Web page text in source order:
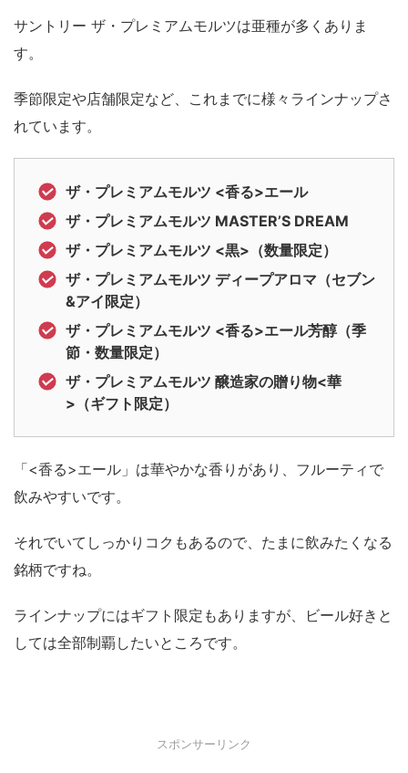
サントリー ザ・プレミアムモルツは亜種が多くありま
す。
季節限定や店舗限定など、これまでに様々ラインナップさ
れています。
ザ・プレミアムモルツ <香る>エール
ザ・プレミアムモルツ MASTER’S DREAM
ザ・プレミアムモルツ <黒>（数量限定）
ザ・プレミアムモルツ ディープアロマ（セブン
&アイ限定）
ザ・プレミアムモルツ <香る>エール芳醇（季
節・数量限定）
ザ・プレミアムモルツ 醸造家の贈り物<華
>（ギフト限定）
「<香る>エール」は華やかな香りがあり、フルーティで
飲みやすいです。
それでいてしっかりコクもあるので、たまに飲みたくなる
銘柄ですね。
ラインナップにはギフト限定もありますが、ビール好きと
しては全部制覇したいところです。
スポンサーリンク